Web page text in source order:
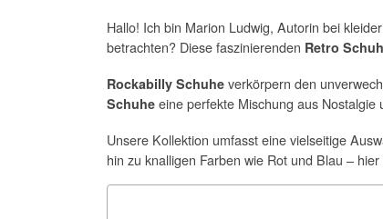
Hallo! Ich bin Marion Ludwig, Autorin bei
betrachten? Diese faszinierenden Retro
Rockabilly Schuhe verkörpern den
Schuhe eine perfekte Mischung aus
Unsere Kollektion umfasst eine vielseitige
hin zu knalligen Farben wie Rot und Blau –